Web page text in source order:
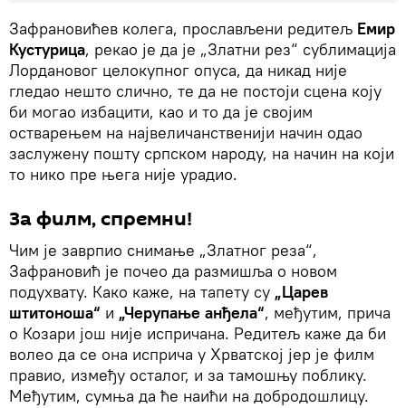
Зафрановићев колега, прослављени редитељ Емир
Кустурица, рекао је да је „Златни рез“ сублимација
Лордановог целокупног опуса, да никад није
гледао нешто слично, те да не постоји сцена коју
би могао избацити, као и то да је својим
остварењем на највеличанственији начин одао
заслужену пошту српском народу, на начин на који
то нико пре њега није урадио.
За филм, спремни!
Чим је заврпио снимање „Златног реза“,
Зафрановић је почео да размишља о новом
подухвату. Како каже, на тапету су „Царев
штитоноша“ и „Черупање анђела“, међутим, прича
о Козари још није испричана. Редитељ каже да би
волео да се она исприча у Хрватској јер је филм
правио, између осталог, и за тамошњу поблику.
Међутим, сумња да ће наићи на добродошлицу.